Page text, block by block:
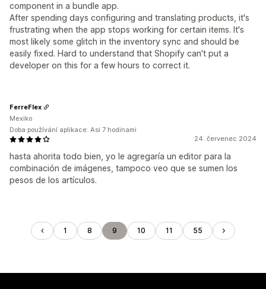
component in a bundle app.
After spending days configuring and translating products, it's
frustrating when the app stops working for certain items. It's
most likely some glitch in the inventory sync and should be
easily fixed. Hard to understand that Shopify can't put a
developer on this for a few hours to correct it.
24. červenec 2024
hasta ahorita todo bien, yo le agregaría un editor para la
combinación de imágenes, tampoco veo que se sumen los
pesos de los artículos.
FerreFlex
Mexiko
Doba používání aplikace: Asi 7 hodinami
1 8 9 10 11 55